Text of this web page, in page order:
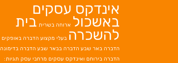
אינדקס עסקים
באשכול ארוחה בשרית בית
להשכרה בעלי מקצוע הדברה באופקים
הדברה באר שבע הדברה בבאר שבע הדברה בדימונה
הדברה בירוחם ואינדקס עסקים מרחבי עסק תגיות: